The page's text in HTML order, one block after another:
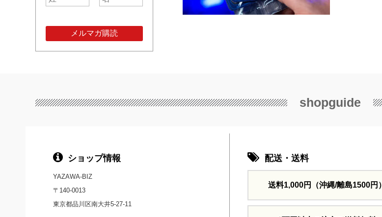
shopguide
ショップ情報
YAZAWA-BIZ
〒140-0013
東京都品川区南大井5-27-11
配送・送料
送料1,000円 （沖縄/離島1500円）